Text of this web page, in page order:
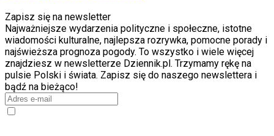
Zapisz się na newsletter
Najważniejsze wydarzenia polityczne i społeczne, istotne
wiadomości kulturalne, najlepsza rozrywka, pomocne porady i
najświeższa prognoza pogody. To wszystko i wiele więcej
znajdziesz w newsletterze Dziennik.pl. Trzymamy rękę na
pulsie Polski i świata. Zapisz się do naszego newslettera i
bądź na bieżąco!